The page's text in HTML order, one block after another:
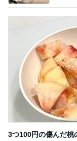
3つ100円の傷んだ桃